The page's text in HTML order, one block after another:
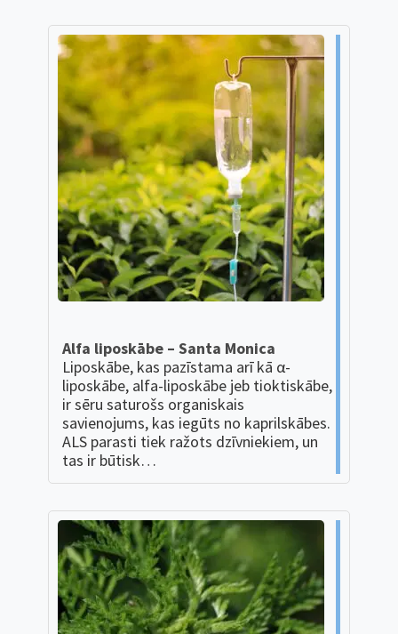
Alfa liposkābe – Santa Monica
Liposkābe, kas pazīstama arī kā α-
liposkābe, alfa-liposkābe jeb tioktiskābe,
ir sēru saturošs organiskais
savienojums, kas iegūts no kaprilskābes.
ALS parasti tiek ražots dzīvniekiem, un
tas ir būtisk…